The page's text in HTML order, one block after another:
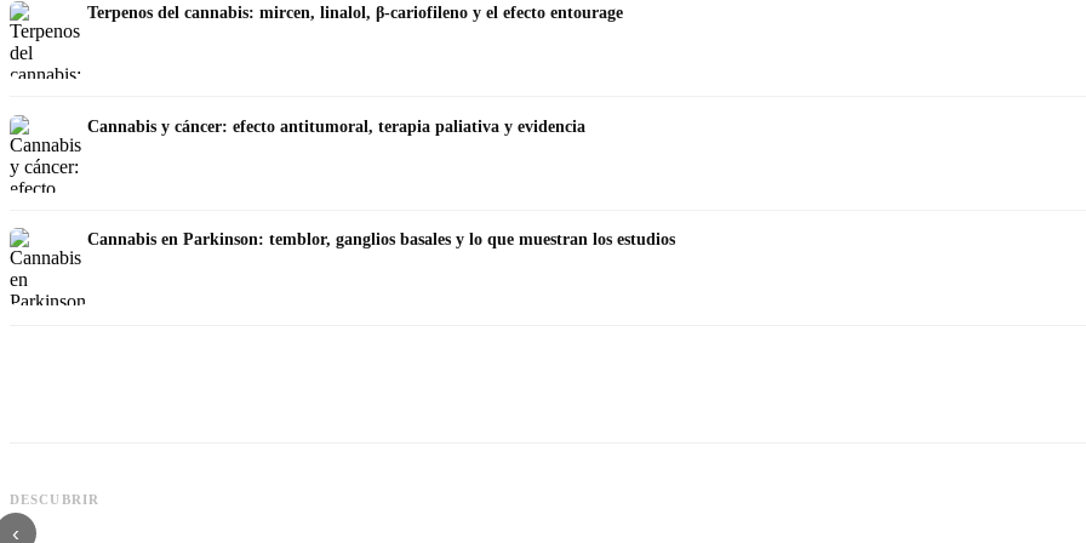
Terpenos del cannabis: mircen, linalol, β-cariofileno y el efecto entourage
Cannabis y cáncer: efecto antitumoral, terapia paliativa y evidencia
Cannabis en Parkinson: temblor, ganglios basales y lo que muestran los estudios
DESCUBRIR
‹
Cannabis y TDAH: dopamina, automedición y lo que muestran los estudios